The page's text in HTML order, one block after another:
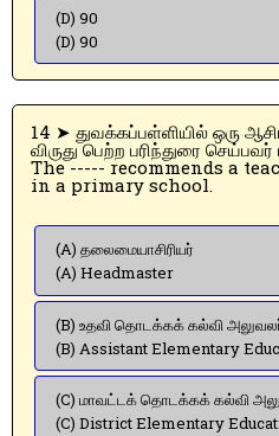
(D) 90
(D) 90
14 ➤ துவக்கப்பள்ளியில் ஒரு ஆசிரியர் மாநில நல்லாசிரியர்
விருது பெற்ற பரிந்துரை செய்பவர்
The ----- recommends a
in a primary school.
(A) தலைமையாசிரியர்
(A) Headmaster
(B) உதவி தொடக்கக் கல்வி
(B) Assistant Elementary
(C) மாவட்டக் தொடக்கக் கல்வி
(C) District Elementary